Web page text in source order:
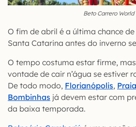
Beto Carrero World
O fim de abril é a última chance
Santa Catarina antes do inverno
O tempo costuma estar firme,
vontade de cair n’água se estiver
De todo modo, Florianópolis,
Bombinhas já devem estar com
da baixa temporada.